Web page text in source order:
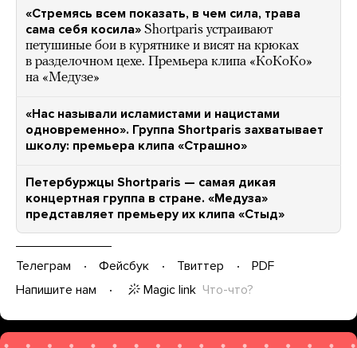
«Стремясь всем показать, в чем сила, трава
сама себя косила» Shortparis устраивают
петушиные бои в курятнике и висят на крюках
в разделочном цехе. Премьера клипа «КоКоКо»
на «Медузе»
«Нас называли исламистами и нацистами
одновременно». Группа Shortparis захватывает
школу: премьера клипа «Страшно»
Петербуржцы Shortparis — самая дикая
концертная группа в стране. «Медуза»
представляет премьеру их клипа «Стыд»
Телеграм Фейсбук Твиттер
PDF
Напишите нам
Magic link Что-что?